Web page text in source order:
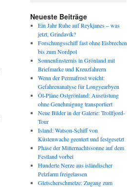
Neueste Beiträge
Ein Jahr Ruhe auf Reykjanes – was
jetzt, Grindavík?
Forschungsschiff fast ohne Eisbrechen
bis zum Nordpol
Sonnenfinsternis in Grönland mit
Briefmarke und Kreuzfahrern
Wenn der Permafrost weicht:
Gefahrenanalyse für Longyearbyen
Öl-Pläne Ostgrönland: Ausrüstung
ohne Genehmigung transportiert
Neue Bilder in der Galerie: Trollfjord-
Tour
Island: Watson-Schiff von
Küstenwache geentert und festgesetzt
Phase der Mitternachtssonne auf dem
Festland vorbei
Hunderte Nerze aus isländischer
Pelzfarm freigelassen
Gletscherschmelze: Zugang zum